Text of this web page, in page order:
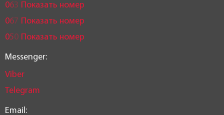
063 Показать номер
067 Показать номер
050 Показать номер
Messenger:
Viber
Telegram
Email: